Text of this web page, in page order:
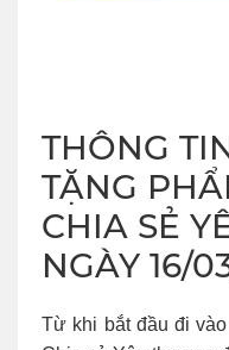
THÔNG
TẶNG
CHIA SẺ
NGÀY 16/
Từ khi bắt đầu đi